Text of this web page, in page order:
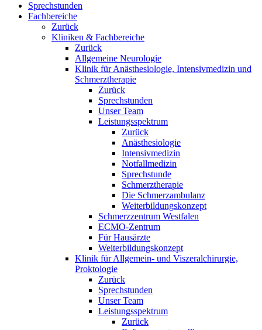
Sprechstunden
Fachbereiche
Zurück
Kliniken & Fachbereiche
Zurück
Allgemeine Neurologie
Klinik für Anästhesiologie, Intensivmedizin und
Schmerztherapie
Zurück
Sprechstunden
Unser Team
Leistungsspektrum
Zurück
Anästhesiologie
Intensivmedizin
Notfallmedizin
Sprechstunde
Schmerztherapie
Die Schmerzambulanz
Weiterbildungskonzept
Schmerzzentrum Westfalen
ECMO-Zentrum
Für Hausärzte
Weiterbildungskonzept
Klinik für Allgemein- und Viszeralchirurgie,
Proktologie
Zurück
Sprechstunden
Unser Team
Leistungsspektrum
Zurück